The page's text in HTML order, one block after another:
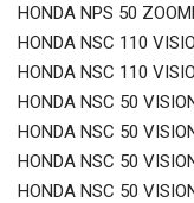
HONDA NPS 50
HONDA NSC 110
HONDA NSC 110
HONDA NSC 50
HONDA NSC 50
HONDA NSC 50
HONDA NSC 50